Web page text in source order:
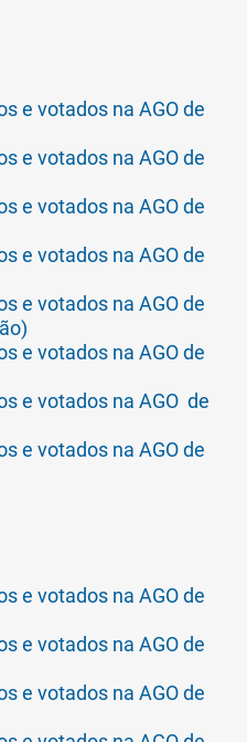
e votados na AGO de
e votados na AGO de
e votados na AGO de
e votados na AGO de
e votados na AGO de
e votados na AGO de
e votados na AGO de
e votados na AGO de
e votados na AGO de
e votados na AGO de
e votados na AGO de